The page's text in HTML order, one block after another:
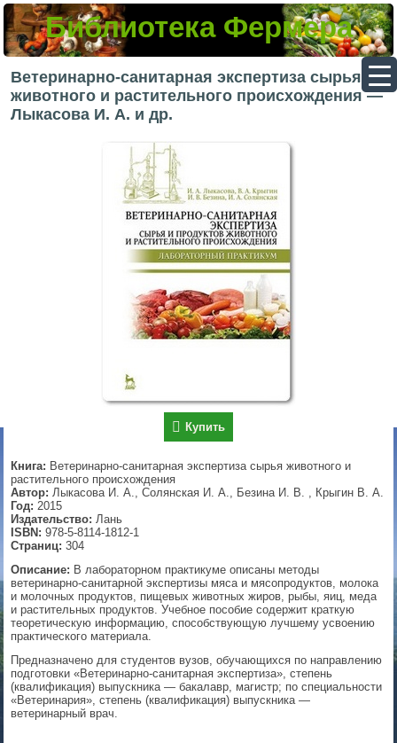
Библиотека Фермера
Ветеринарно-санитарная экспертиза сырья
животного и растительного происхождения —
Лыкасова И. А. и др.
Купить
Книга: Ветеринарно-санитарная экспертиза сырья животного и
растительного происхождения
Автор: Лыкасова И. А., Солянская И. А., Безина И. В. , Крыгин В. А.
Год: 2015
Издательство: Лань
ISBN: 978-5-8114-1812-1
Страниц: 304
Описание: В лабораторном практикуме описаны методы
ветеринарно-санитарной экспертизы мяса и мясопродуктов, молока
и молочных продуктов, пищевых животных жиров, рыбы, яиц, меда
и растительных продуктов. Учебное пособие содержит краткую
теоретическую информацию, способствующую лучшему усвоению
практического материала.
Предназначено для студентов вузов, обучающихся по направлению
подготовки «Ветеринарно-санитарная экспертиза», степень
(квалификация) выпускника — бакалавр, магистр; по специальности
«Ветеринария», степень (квалификация) выпускника —
ветеринарный врач.
▼
▼
▼